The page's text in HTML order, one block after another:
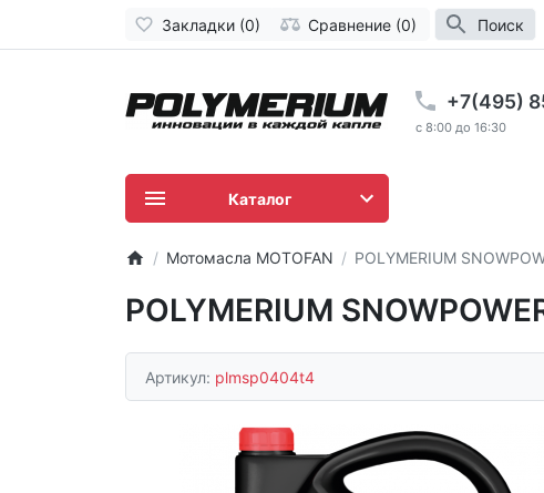
Закладки (0) Сравнение (0) Поиск
+7(495)
c 8:00 до 16:30
Каталог
Мотомасла MOTOFAN POLYMERIUM
POLYMERIUM
Артикул: plmsp0404t4